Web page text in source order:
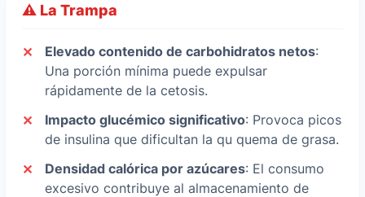
⚠️ La Trampa
Elevado contenido de carbohidratos netos:
Una porción mínima puede expulsar
rápidamente de la cetosis.
Impacto glucémico significativo: Provoca picos
de insulina que dificultan la qu quema de grasa.
Densidad calórica por azúcares: El consumo
excesivo contribuye al almacenamiento de